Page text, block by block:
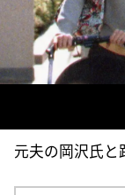
元夫の岡沢氏と